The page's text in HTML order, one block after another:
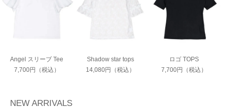
Angel スリーブ Tee
7,700円（税込）
Shadow star tops
14,080円（税込）
ロゴ TOPS
7,700円（税込）
NEW ARRIVALS